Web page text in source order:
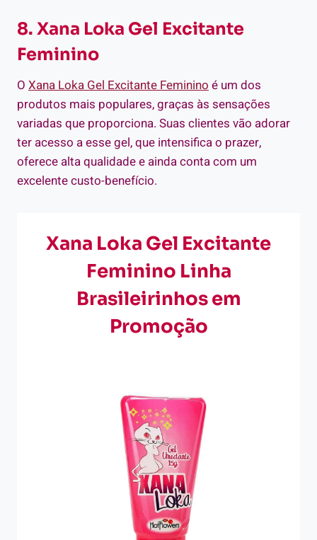
8. Xana Loka Gel Excitante
Feminino
O Xana Loka Gel Excitante Feminino é um dos
produtos mais populares, graças às sensações
variadas que proporciona. Suas clientes vão adorar
ter acesso a esse gel, que intensifica o prazer,
oferece alta qualidade e ainda conta com um
excelente custo-benefício.
Xana Loka Gel Excitante
Feminino Linha
Brasileirinhos em
Promoção